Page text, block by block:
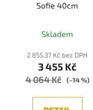
Sofie 40cm
hodnocení
produktu
je
5,0
5
Skladem
2 855,37 Kč bez DPH
3 455 Kč
4 064 Kč (–14 %)